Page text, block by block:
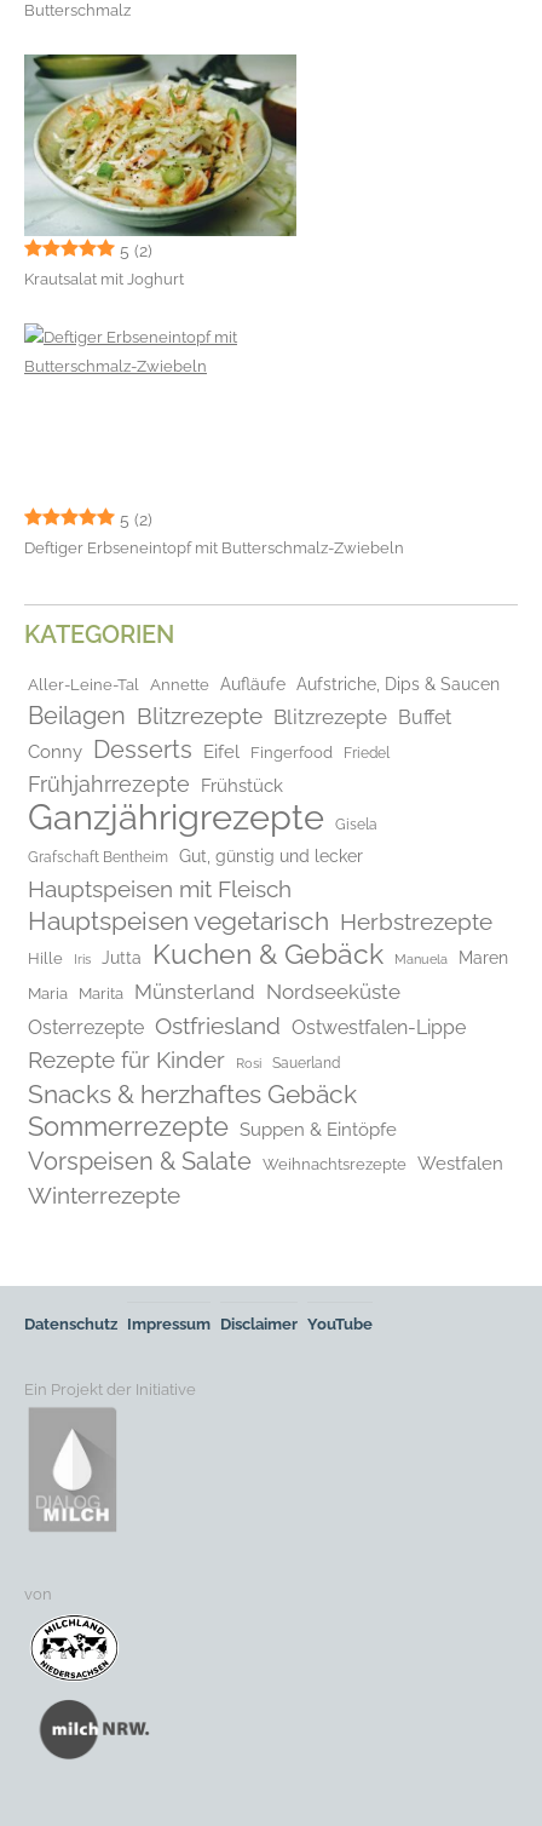
Butterschmalz
5 (2)
Krautsalat mit Joghurt
5 (2)
Deftiger Erbseneintopf mit Butterschmalz-Zwiebeln
KATEGORIEN
Aller-Leine-Tal Annette Aufläufe Aufstriche, Dips & Saucen
Beilagen Blitzrezepte Blitzrezepte Buffet
Conny Desserts Eifel Fingerfood Friedel
Frühjahrrezepte Frühstück
Ganzjährigrezepte
Gisela
Grafschaft Bentheim
Gut, günstig und lecker
Hauptspeisen mit Fleisch
Hauptspeisen vegetarisch Herbstrezepte
Hille Iris Jutta Kuchen & Gebäck Manuela Maren
Maria Marita Münsterland Nordseeküste
Osterrezepte Ostfriesland Ostwestfalen-Lippe
Rezepte für Kinder Rosi Sauerland
Snacks & herzhaftes Gebäck
Sommerrezepte Suppen & Eintöpfe
Vorspeisen & Salate Weihnachtsrezepte Westfalen
Winterrezepte
Datenschutz Impressum Disclaimer YouTube
Ein Projekt der Initiative
von